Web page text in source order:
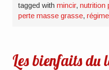
tagged withmincir,nutrition
perte masse grasse,régime
Les bienfaits du